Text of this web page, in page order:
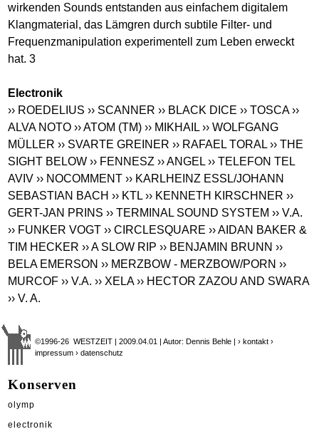
wirkenden Sounds entstanden aus einfachem digitalem
Klangmaterial, das Lämgren durch subtile Filter- und
Frequenzmanipulation experimentell zum Leben erweckt
hat. 3
Electronik
›› ROEDELIUS ›› SCANNER ›› BLACK DICE ›› TOSCA ››
ALVA NOTO ›› ATOM (TM) ›› MIKHAIL ›› WOLFGANG
MÜLLER ›› SVARTE GREINER ›› RAFAEL TORAL ›› THE
SIGHT BELOW ›› FENNESZ ›› ANGEL ›› TELEFON TEL
AVIV ›› NOCOMMENT ›› KARLHEINZ ESSL/JOHANN
SEBASTIAN BACH ›› KTL ›› KENNETH KIRSCHNER ››
GERT-JAN PRINS ›› TERMINAL SOUND SYSTEM ›› V.A.
›› FUNKER VOGT ›› CIRCLESQUARE ›› AIDAN BAKER &
TIM HECKER ›› A SLOW RIP ›› BENJAMIN BRUNN ››
BELA EMERSON ›› MERZBOW - MERZBOW/PORN ››
MURCOF ›› V.A. ›› XELA ›› HECTOR ZAZOU AND SWARA
›› V. A.
©1996-26 WESTZEIT | 2009.04.01 | Autor: Dennis Behle |› kontakt ›
impressum › datenschutz
Konserven
olymp
electronik